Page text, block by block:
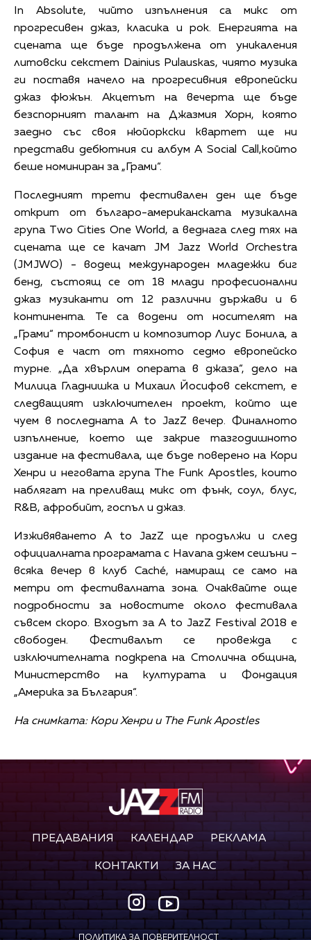
In Absolute, чийто изпълнения са микс от
прогресивен джаз, класика и рок. Енергията на
сцената ще бъде продължена от уникаления
литовски секстет Dainius Pulauskas, чиято музика
ги поставя начело на прогресивния европейски
джаз фюжън. Акцетът на вечерта ще бъде
безспорният талант на Джазмия Хорн, която
заедно със своя нюйоркски квартет ще ни
представи дебютния си албум A Social Call,който
беше номиниран за „Грами“.
Последният трети фестивален ден ще бъде
открит от българо-американскaта музикална
група Тwo Cities One World, а веднага след тях на
сцената ще се качат JM Jazz World Orchestra
(JMJWO) - водещ международен младежки биг
бенд, състоящ се от 18 млади професионални
джаз музиканти от 12 различни държави и 6
континента. Те са водени от носителят на
„Грами“ тромбонист и композитор Лиус Бонила, а
София е част от тяхното седмо европейско
турне. „Да хвърлим операта в джаза“, дело на
Милица Гладнишка и Михаил Йосифов секстет, е
следващият изключителен проект, който ще
чуем в последната А to JazZ вечер. Финалното
изпълнение, което ще закрие тазгодишното
издание на фестивала, ще бъде поверено на Кори
Хенри и неговата група The Funk Apostles, които
наблягат на преливащ микс от фънк, соул, блус,
R&B, афробийт, госпъл и джаз.
Изживяването А to JazZ ще продължи и след
официалната програмата с Havana джем сешъни –
всяка вечер в клуб Caché, намиращ се само на
метри от фестивалната зона. Очаквайте още
подробности за новостите около фестивала
съвсем скоро. Входът за A to JazZ Festival 2018 е
свободен. Фестивалът се провежда с
изключителната подкрепа на Столична община,
Министерство на културата и Фондация
„Америка за България“.
На снимката: Кори Хенри и The Funk Apostles
ПРЕДАВАНИЯ КАЛЕНДАР РЕКЛАМА
КОНТАКТИ ЗА НАС
ПОЛИТИКА ЗА ПОВЕРИТЕЛНОСТ